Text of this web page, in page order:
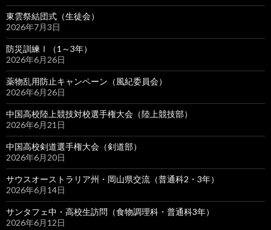
東雲祭結団式（生徒会）
2026年7月3日
防災訓練Ⅰ（1～3年）
2026年6月26日
薬物乱用防止キャンペーン（風紀委員会）
2026年6月26日
中国高校陸上競技対校選手権大会（陸上競技部）
2026年6月21日
中国高校剣道選手権大会（剣道部）
2026年6月20日
サウスオーストラリア州・岡山県交流（普通科2・3年）
2026年6月14日
サンタフェ中・高校生訪問（食物調理科・普通科3年）
2026年6月12日